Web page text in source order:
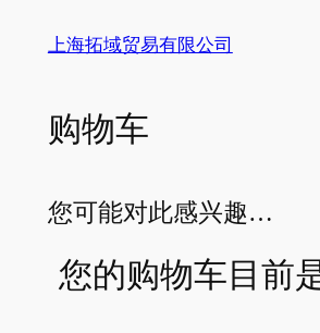
上海拓域贸易有限公司
购物车
您可能对此感兴趣…
您的购物车目前